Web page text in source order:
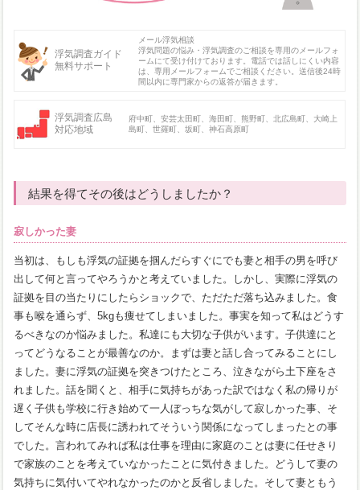
浮気調査ガイド
無料サポート
メール浮気相談
浮気問題の悩み・浮気調査のご相談を専用のメールフォ
ームにて受け付けております。電話では話しにくい内容
は、専用メールフォームでご相談ください。送信後24時
間以内に専門家からの返答が届きます。
浮気調査広島
対応地域
府中町、安芸太田町、海田町、熊野町、北広島町、大崎上
島町、世羅町、坂町、神石高原町
結果を得てその後はどうしましたか？
寂しかった妻
当初は、もしも浮気の証拠を掴んだらすぐにでも妻と相手の男を呼び
出して何と言ってやろうかと考えていました。しかし、実際に浮気の
証拠を目の当たりにしたらショックで、ただただ落ち込みました。食
事も喉を通らず、5kgも痩せてしまいました。事実を知って私はどうす
るべきなのか悩みました。私達にも大切な子供がいます。子供達にと
ってどうなることが最善なのか。まずは妻と話し合ってみることにし
ました。妻に浮気の証拠を突きつけたところ、泣きながら土下座をさ
れました。話を聞くと、相手に気持ちがあった訳ではなく私の帰りが
遅く子供も学校に行き始めて一人ぼっちな気がして寂しかった事、そ
してそんな時に店長に誘われてそういう関係になってしまったとの事
でした。言われてみれば私は仕事を理由に家庭のことは妻に任せきり
で家族のことを考えていなかったことに気付きました。どうして妻の
気持ちに気付いてやれなかったのかと反省しました。そして妻ともう